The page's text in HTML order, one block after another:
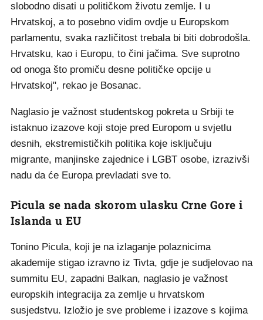
slobodno disati u političkom životu zemlje. I u
Hrvatskoj, a to posebno vidim ovdje u Europskom
parlamentu, svaka različitost trebala bi biti dobrodošla.
Hrvatsku, kao i Europu, to čini jačima. Sve suprotno
od onoga što promiču desne političke opcije u
Hrvatskoj", rekao je Bosanac.
Naglasio je važnost studentskog pokreta u Srbiji te
istaknuo izazove koji stoje pred Europom u svjetlu
desnih, ekstremističkih politika koje isključuju
migrante, manjinske zajednice i LGBT osobe, izrazivši
nadu da će Europa prevladati sve to.
Picula se nada skorom ulasku Crne Gore i
Islanda u EU
Tonino Picula, koji je na izlaganje polaznicima
akademije stigao izravno iz Tivta, gdje je sudjelovao na
summitu EU, zapadni Balkan, naglasio je važnost
europskih integracija za zemlje u hrvatskom
susjedstvu. Izložio je sve probleme i izazove s kojima